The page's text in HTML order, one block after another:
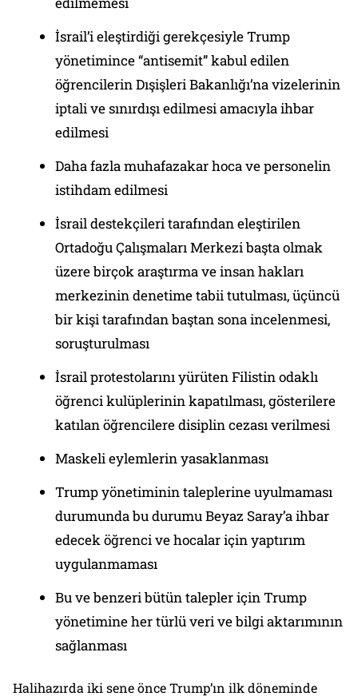
İsrail’i eleştirdiği gerekçesiyle Trump
yönetimince “antisemit” kabul edilen
öğrencilerin Dışişleri Bakanlığı’na vizelerinin
iptali ve sınırdışı edilmesi amacıyla ihbar
edilmesi
Daha fazla muhafazakar hoca ve personelin
istihdam edilmesi
İsrail destekçileri tarafından eleştirilen
Ortadoğu Çalışmaları Merkezi başta olmak
üzere birçok araştırma ve insan hakları
merkezinin denetime tabii tutulması, üçüncü
bir kişi tarafından baştan sona incelenmesi,
soruşturulması
İsrail protestolarını yürüten Filistin odaklı
öğrenci kulüplerinin kapatılması, gösterilere
katılan öğrencilere disiplin cezası verilmesi
Maskeli eylemlerin yasaklanması
Trump yönetiminin taleplerine uyulmaması
durumunda bu durumu Beyaz Saray’a ihbar
edecek öğrenci ve hocalar için yaptırım
uygulanmaması
Bu ve benzeri bütün talepler için Trump
yönetimine her türlü veri ve bilgi aktarımının
sağlanması
Halihazırda iki sene önce Trump’ın ilk döneminde